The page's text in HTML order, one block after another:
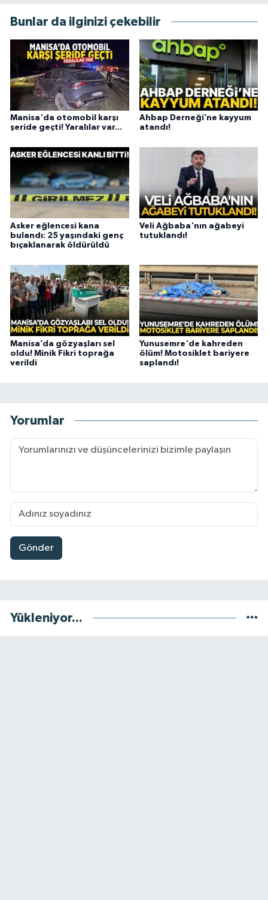
Bunlar da ilginizi çekebilir
Manisa'da otomobil karşı
şeride geçti! Yaralılar var...
Ahbap Derneği’ne kayyum
atandı!
Asker eğlencesi kana
bulandı: 25 yaşındaki genç
bıçaklanarak öldürüldü
Veli Ağbaba'nın ağabeyi
tutuklandı!
Manisa’da gözyaşları sel
oldu! Minik Fikri toprağa
verildi
Yunusemre'de kahreden
ölüm! Motosiklet bariyere
saplandı!
Yorumlar
Gönder
Yükleniyor...